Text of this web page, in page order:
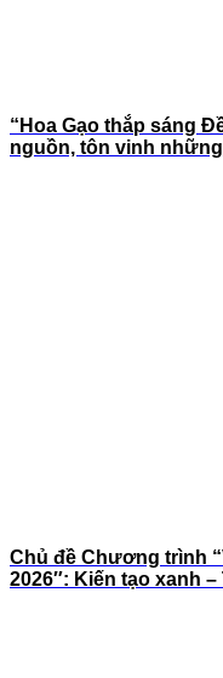
“Hoa Gạo thắp sáng
nguồn, tôn vinh
Chủ đề Chương trình
2026″: Kiến tạo xanh